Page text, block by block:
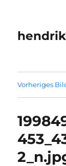
Vorheriges